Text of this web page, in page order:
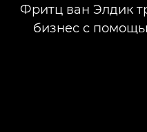
Фритц ван Элдик
бизнес с